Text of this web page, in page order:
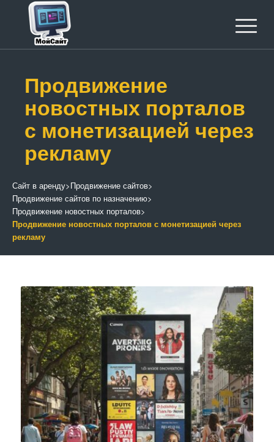
Продвижение
новостных порталов
с монетизацией через
рекламу
Сайт в аренду>Продвижение сайтов>
Продвижение сайтов по назначению>
Продвижение новостных порталов>
Продвижение новостных порталов с монетизацией через
рекламу